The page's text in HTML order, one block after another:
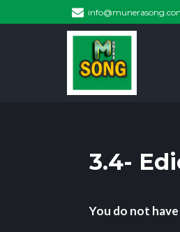
3.4-
You do not